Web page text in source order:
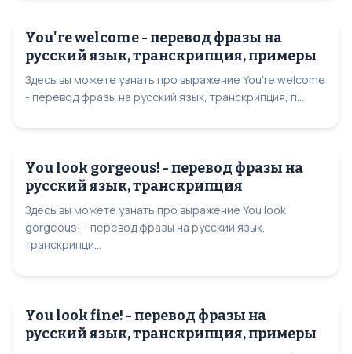
You're welcome - перевод фразы на
русский язык, транскрипция, примеры
Здесь вы можете узнать про выражение You're welcome
- перевод фразы на русский язык, транскрипция, п...
You look gorgeous! - перевод фразы на
русский язык, транскрипция
Здесь вы можете узнать про выражение You look
gorgeous! - перевод фразы на русский язык,
транскрипци...
You look fine! - перевод фразы на
русский язык, транскрипция, примеры